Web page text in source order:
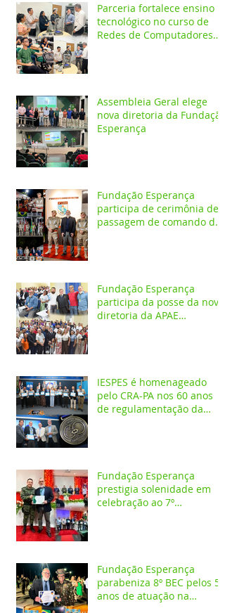
ambiente
Parceria fortalece ensino
tecnológico no curso de
Redes de Computadores
Assembleia Geral elege
nova diretoria da Fundação
Esperança
Fundação Esperança
participa de cerimônia de
passagem de comando do
Fundação Esperança
participa da posse da nova
diretoria da APAE
IESPES é homenageado
pelo CRA-PA nos 60 anos
de regulamentação da
Fundação Esperança
prestigia solenidade em
celebração ao 7º
Fundação Esperança
parabeniza 8º BEC pelos 55
anos de atuação na